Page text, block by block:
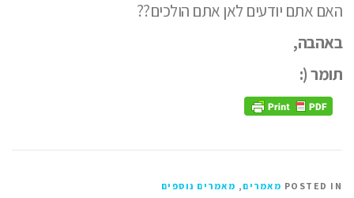
האם אתם יודעים לאן אתם הולכים??
באהבה,
תומר (:
POSTED IN מאמרים , מאמרים נוספים